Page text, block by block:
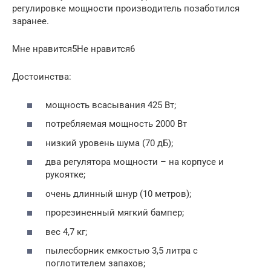
регулировке мощности производитель позаботился
заранее.
Мне нравится5Не нравится6
Достоинства:
мощность всасывания 425 Вт;
потребляемая мощность 2000 Вт
низкий уровень шума (70 дБ);
два регулятора мощности – на корпусе и
рукоятке;
очень длинный шнур (10 метров);
прорезиненный мягкий бампер;
вес 4,7 кг;
пылесборник емкостью 3,5 литра с
поглотителем запахов;